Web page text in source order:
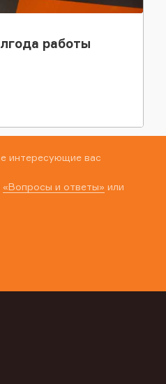
работы
интересующие вас
«Вопросы и ответы» или